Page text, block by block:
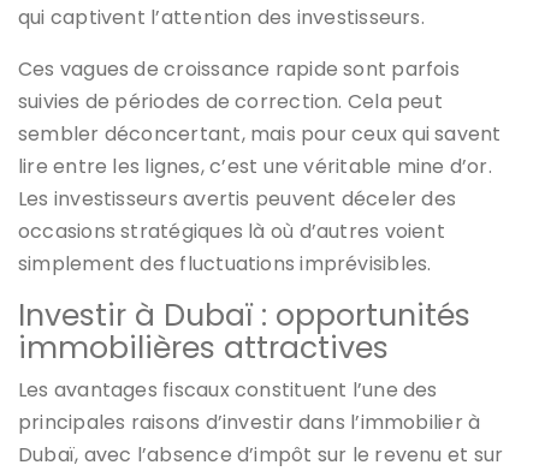
qui captivent l’attention des investisseurs.
Ces vagues de croissance rapide sont parfois
suivies de périodes de correction. Cela peut
sembler déconcertant, mais pour ceux qui savent
lire entre les lignes, c’est une véritable mine d’or.
Les investisseurs avertis peuvent déceler des
occasions stratégiques là où d’autres voient
simplement des fluctuations imprévisibles.
Investir à Dubaï : opportunités
immobilières attractives
Les avantages fiscaux constituent l’une des
principales raisons d’investir dans l’immobilier à
Dubaï, avec l’absence d’impôt sur le revenu et sur